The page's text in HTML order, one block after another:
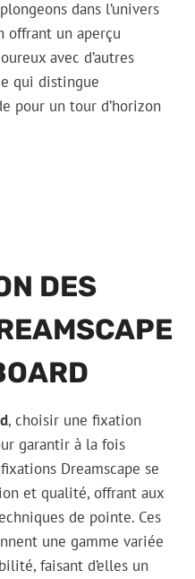
dans l’univers
offrant un aperçu
avec d’autres
qui distingue
pour un tour d’horizon
DES
, choisir une fixation
garantir à la fois
Dreamscape se
et qualité, offrant aux
de pointe. Ces
une gamme variée
faisant d’elles un